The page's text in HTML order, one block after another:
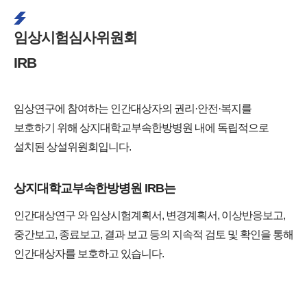
임상시험심사위원회
IRB
임상연구에 참여하는 인간대상자의 권리·안전·복지를
보호하기 위해 상지대학교부속한방병원 내에 독립적으로
설치된 상설위원회입니다.
상지대학교부속한방병원 IRB는
인간대상연구 와 임상시험계획서, 변경계획서, 이상반응보고,
중간보고, 종료보고, 결과 보고 등의 지속적 검토 및 확인을 통해
인간대상자를 보호하고 있습니다.​